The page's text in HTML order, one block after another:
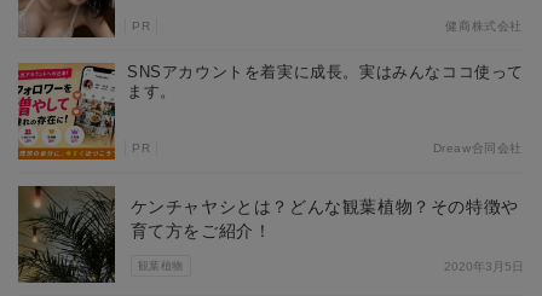
PR 健商株式会社
SNSアカウントを着実に成長。実はみんなココ使って
ます。
PR Dreaw合同会社
観葉植物
ケンチャヤシとは？どんな観葉植物？その特徴や
育て方をご紹介！
2020年3月5日